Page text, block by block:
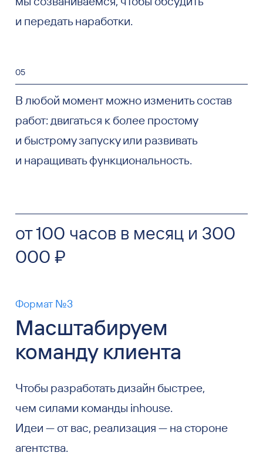
и передать наработки.
05
В любой момент можно изменить состав
работ: двигаться к более простому
и быстрому запуску или развивать
и наращивать функциональность.
от 100 часов в месяц и 300
000 ₽
Формат №3
Масштабируем
команду клиента
Чтобы разработать дизайн быстрее,
чем силами команды inhouse.
Идеи — от вас, реализация — на стороне
агентства.